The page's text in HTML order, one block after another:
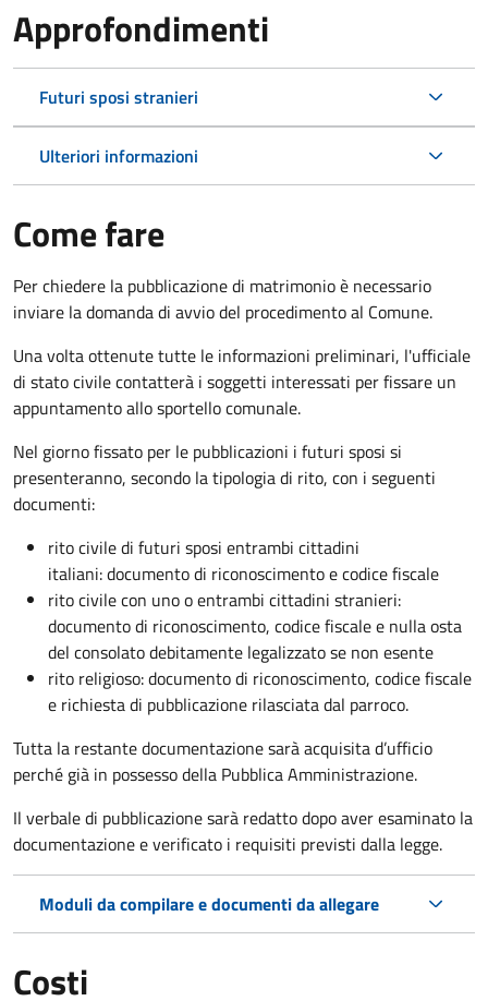
Approfondimenti
Futuri sposi stranieri
Ulteriori informazioni
Come fare
Per chiedere la pubblicazione di matrimonio è necessario
inviare la domanda di avvio del procedimento al Comune.
Una volta ottenute tutte le informazioni preliminari, l'ufficiale
di stato civile contatterà i soggetti interessati per fissare un
appuntamento allo sportello comunale.
Nel giorno fissato per le pubblicazioni i futuri sposi si
presenteranno, secondo la tipologia di rito, con i seguenti
documenti:
rito civile di futuri sposi entrambi cittadini
italiani: documento di riconoscimento e codice fiscale
rito civile con uno o entrambi cittadini stranieri:
documento di riconoscimento, codice fiscale e nulla osta
del consolato debitamente legalizzato se non esente
rito religioso: documento di riconoscimento, codice fiscale
e richiesta di pubblicazione rilasciata dal parroco.
Tutta la restante documentazione sarà acquisita d’ufficio
perché già in possesso della Pubblica Amministrazione.
Il verbale di pubblicazione sarà redatto dopo aver esaminato la
documentazione e verificato i requisiti previsti dalla legge.
Moduli da compilare e documenti da allegare
Costi